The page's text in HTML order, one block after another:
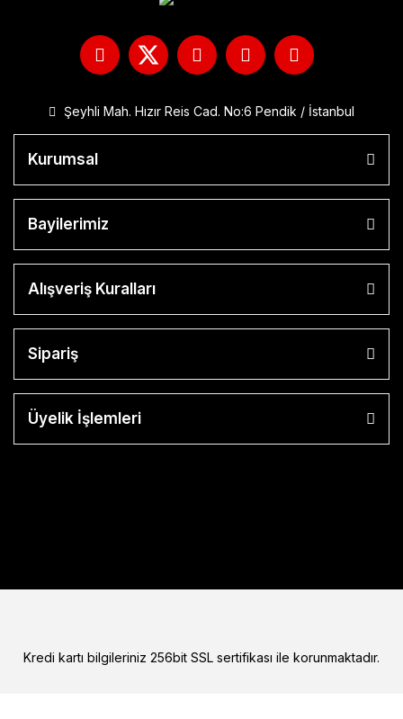
Şeyhli Mah. Hızır Reis Cad. No:6 Pendik / İstanbul
Kurumsal
Bayilerimiz
Alışveriş Kuralları
Sipariş
Üyelik İşlemleri
Kredi kartı bilgileriniz 256bit SSL sertifikası ile korunmaktadır.